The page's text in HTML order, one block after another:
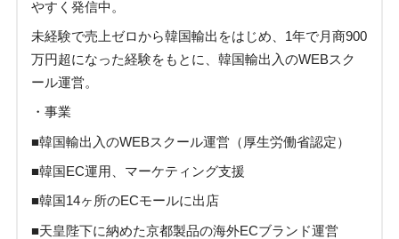
やすく発信中。
未経験で売上ゼロから韓国輸出をはじめ、1年で月商900
万円超になった経験をもとに、韓国輸出入のWEBスク
ール運営。
・事業
■韓国輸出入のWEBスクール運営（厚生労働省認定）
■韓国EC運用、マーケティング支援
■韓国14ヶ所のECモールに出店
■天皇陛下に納めた京都製品の海外ECブランド運営